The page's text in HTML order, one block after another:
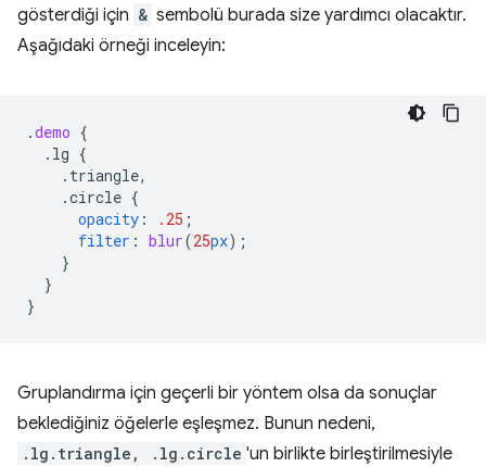
gösterdiği için & sembolü burada size yardımcı olacaktır.
Aşağıdaki örneği inceleyin:
.demo {
.lg {
.triangle,
.circle {
opacity : .25 ;
filter : blur(25px);
}
}
}
Gruplandırma için geçerli bir yöntem olsa da sonuçlar
beklediğiniz öğelerle eşleşmez. Bunun nedeni,
.lg.triangle, .lg.circle 'un birlikte birleştirilmesiyle